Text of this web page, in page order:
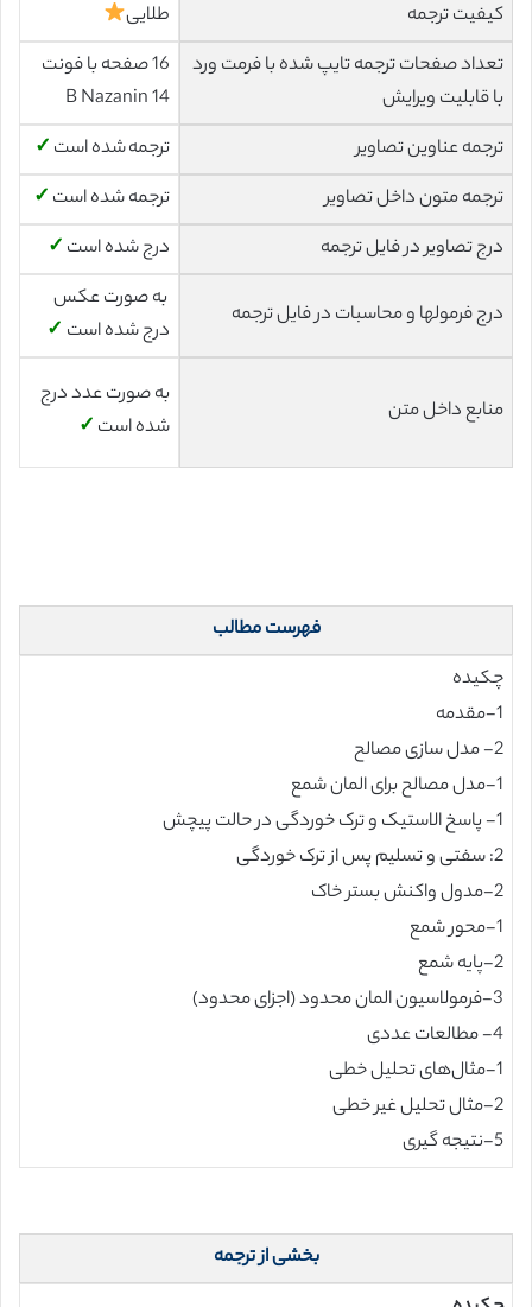
کیفیت ترجمه
طلایی
تعداد صفحات ترجمه تایپ شده با فرمت ورد
با قابلیت ویرایش
16 صفحه با فونت
14 B Nazanin
ترجمه عناوین تصاویر
ترجمه شده است ✓
ترجمه متون داخل تصاویر
ترجمه شده است ✓
درج تصاویر در فایل ترجمه
درج شده است ✓
درج فرمولها و محاسبات در فایل ترجمه
به صورت عکس
درج شده است ✓
منابع داخل متن
به صورت عدد درج
شده است ✓
فهرست مطالب
چکیده
1-مقدمه
2- مدل سازی مصالح
1-مدل مصالح برای المان شمع
1- پاسخ الاستیک و ترک خوردگی در حالت پیچش
2: سفتی و تسلیم پس از ترک خوردگی
2-مدول واکنش بستر خاک
1-محور شمع
2-پایه شمع
3-فرمولاسیون المان محدود (اجزای محدود)
4- مطالعات عددی
1-مثال‌های تحلیل خطی
2-مثال تحلیل غیر خطی
5-نتیجه گیری
بخشی از ترجمه